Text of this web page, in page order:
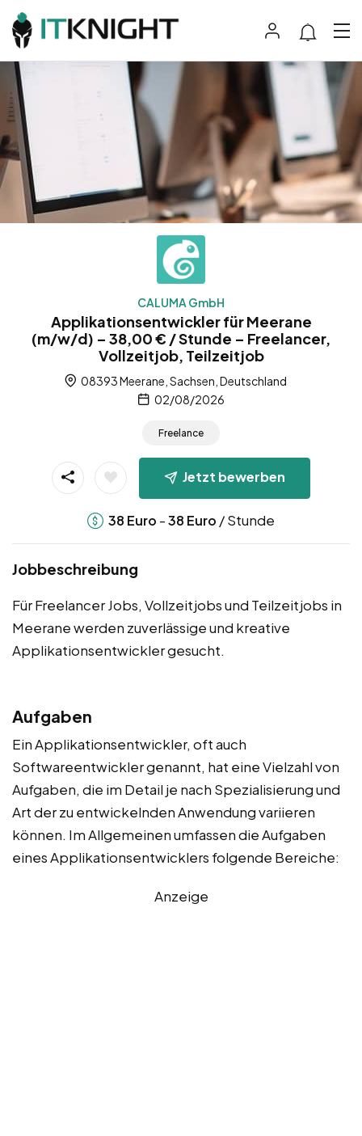
CALUMA GmbH
Applikationsentwickler für Meerane
(m/w/d) – 38,00 € / Stunde – Freelancer,
Vollzeitjob, Teilzeitjob
08393 Meerane, Sachsen, Deutschland
02/08/2026
Freelance
Jetzt bewerben
38 Euro -38 Euro / Stunde
Jobbeschreibung
Für Freelancer Jobs, Vollzeitjobs und Teilzeitjobs in
Meerane werden zuverlässige und kreative
Applikationsentwickler gesucht.
Aufgaben
Ein Applikationsentwickler, oft auch
Softwareentwickler genannt, hat eine Vielzahl von
Aufgaben, die im Detail je nach Spezialisierung und
Art der zu entwickelnden Anwendung variieren
können. Im Allgemeinen umfassen die Aufgaben
eines Applikationsentwicklers folgende Bereiche:
Anzeige